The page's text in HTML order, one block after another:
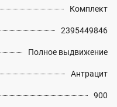
Комплект
2395449846
Полное выдвижение
Антрацит
900